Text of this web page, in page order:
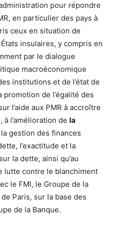
pour répondre
en particulier des pays à
ceux en situation de
insulaires, y compris en
par le dialogue
macroéconomique
institutions et de l’état de
de l’égalité des
l’aide aux PMR à accroître
l’amélioration de la
la gestion des finances
l’exactitude et la
la dette, ainsi qu’au
lutte contre le blanchiment
le FMI, le Groupe de la
Paris, sur la base des
de la Banque.